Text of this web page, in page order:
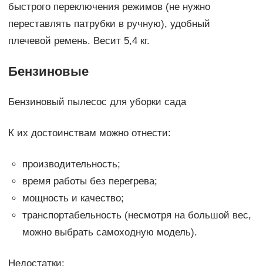
быстрого переключения режимов (не нужно
переставлять патрубки в ручную), удобный
плечевой ремень. Весит 5,4 кг.
Бензиновые
Бензиновый пылесос для уборки сада
К их достоинствам можно отнести:
производительность;
время работы без перегрева;
мощность и качество;
транспортабельность (несмотря на большой вес,
можно выбрать самоходную модель).
Недостатки: